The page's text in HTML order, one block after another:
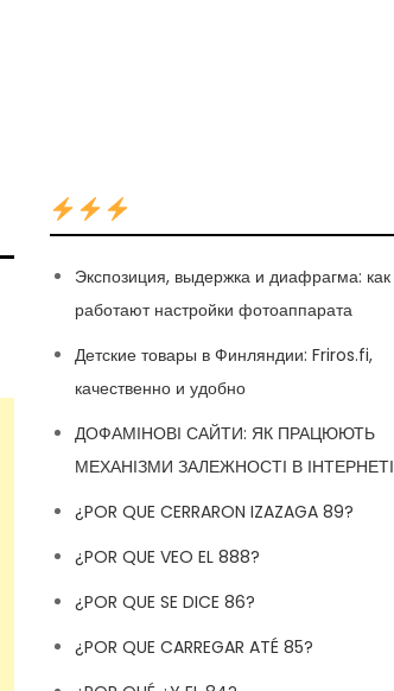
Экспозиция, выдержка и диафрагма: как
работают настройки фотоаппарата
Детские товары в Финляндии: Friros.fi,
качественно и удобно
ДОФАМІНОВІ САЙТИ: ЯК ПРАЦЮЮТЬ
МЕХАНІЗМИ ЗАЛЕЖНОСТІ В ІНТЕРНЕТІ
¿POR QUE CERRARON IZAZAGA 89?
¿POR QUE VEO EL 888?
¿POR QUE SE DICE 86?
¿POR QUE CARREGAR ATÉ 85?